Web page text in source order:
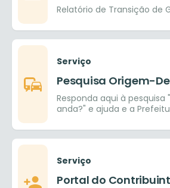
Relatório de Transição de
Serviço
Pesquisa Origem-
Responda aqui à pesquisa
anda?" e ajuda e a
Serviço
Portal do